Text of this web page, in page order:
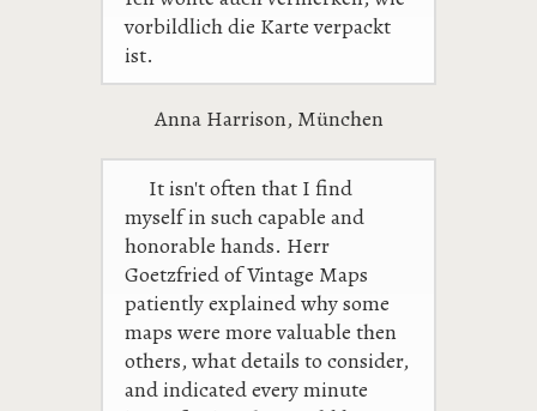
vorbildlich die Karte verpackt
ist.
Anna Harrison, München
It isn't often that I find
myself in such capable and
honorable hands. Herr
Goetzfried of Vintage Maps
patiently explained why some
maps were more valuable then
others, what details to consider,
and indicated every minute